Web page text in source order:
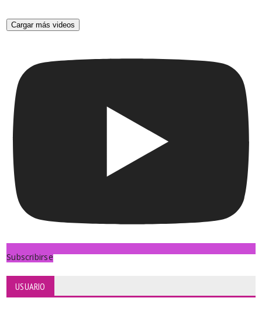
Cargar más videos
Subscribirse
USUARIO